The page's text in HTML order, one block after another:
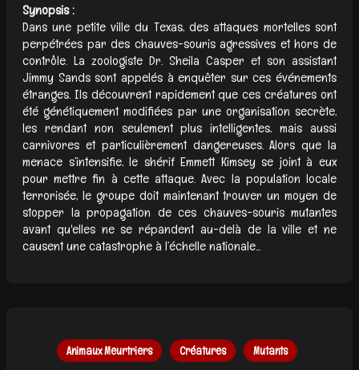
Synopsis :
Dans une petite ville du Texas, des attaques mortelles sont
perpétrées par des chauves-souris agressives et hors de
contrôle. La zoologiste Dr. Sheila Casper et son assistant
Jimmy Sands sont appelés à enquêter sur ces événements
étranges. Ils découvrent rapidement que ces créatures ont
été génétiquement modifiées par une organisation secrète,
les rendant non seulement plus intelligentes, mais aussi
carnivores et particulièrement dangereuses. Alors que la
menace s’intensifie, le shérif Emmett Kimsey se joint à eux
pour mettre fin à cette attaque. Avec la population locale
terrorisée, le groupe doit maintenant trouver un moyen de
stopper la propagation de ces chauves-souris mutantes
avant qu'elles ne se répandent au-delà de la ville et ne
causent une catastrophe à l’échelle nationale...
Animaux Meurtriers Créatures Mutants